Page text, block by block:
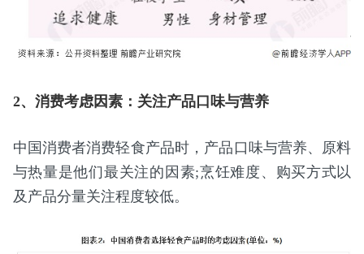
2、消费考虑因素：关注产品口味与营养
中国消费者消费轻食产品时，产品口味与营养、原料
与热量是他们最关注的因素;烹饪难度、购买方式以
及产品分量关注程度较低。